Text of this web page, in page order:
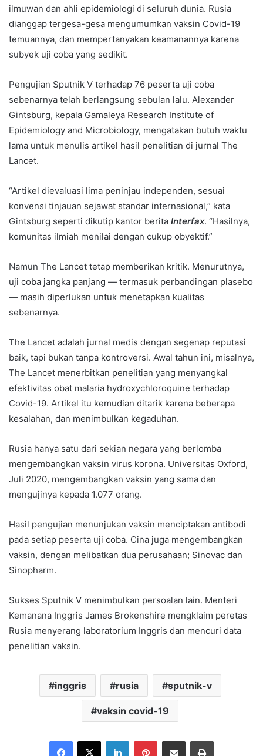
ilmuwan dan ahli epidemiologi di seluruh dunia. Rusia
dianggap tergesa-gesa mengumumkan vaksin Covid-19
temuannya, dan mempertanyakan keamanannya karena
subyek uji coba yang sedikit.
Pengujian Sputnik V terhadap 76 peserta uji coba
sebenarnya telah berlangsung sebulan lalu. Alexander
Gintsburg, kepala Gamaleya Research Institute of
Epidemiology and Microbiology, mengatakan butuh waktu
lama untuk menulis artikel hasil penelitian di jurnal The
Lancet.
“Artikel dievaluasi lima peninjau independen, sesuai
konvensi tinjauan sejawat standar internasional,” kata
Gintsburg seperti dikutip kantor berita Interfax. “Hasilnya,
komunitas ilmiah menilai dengan cukup obyektif.”
Namun The Lancet tetap memberikan kritik. Menurutnya,
uji coba jangka panjang — termasuk perbandingan plasebo
— masih diperlukan untuk menetapkan kualitas
sebenarnya.
The Lancet adalah jurnal medis dengan segenap reputasi
baik, tapi bukan tanpa kontroversi. Awal tahun ini, misalnya,
The Lancet menerbitkan penelitian yang menyangkal
efektivitas obat malaria hydroxychloroquine terhadap
Covid-19. Artikel itu kemudian ditarik karena beberapa
kesalahan, dan menimbulkan kegaduhan.
Rusia hanya satu dari sekian negara yang berlomba
mengembangkan vaksin virus korona. Universitas Oxford,
Juli 2020, mengembangkan vaksin yang sama dan
mengujinya kepada 1.077 orang.
Hasil pengujian menunjukan vaksin menciptakan antibodi
pada setiap peserta uji coba. Cina juga mengembangkan
vaksin, dengan melibatkan dua perusahaan; Sinovac dan
Sinopharm.
Sukses Sputnik V menimbulkan persoalan lain. Menteri
Kemanana Inggris James Brokenshire mengklaim peretas
Rusia menyerang laboratorium Inggris dan mencuri data
penelitian vaksin.
inggris rusia sputnik-v
vaksin covid-19
Facebook
X LinkedInPinterestShare via Email Print